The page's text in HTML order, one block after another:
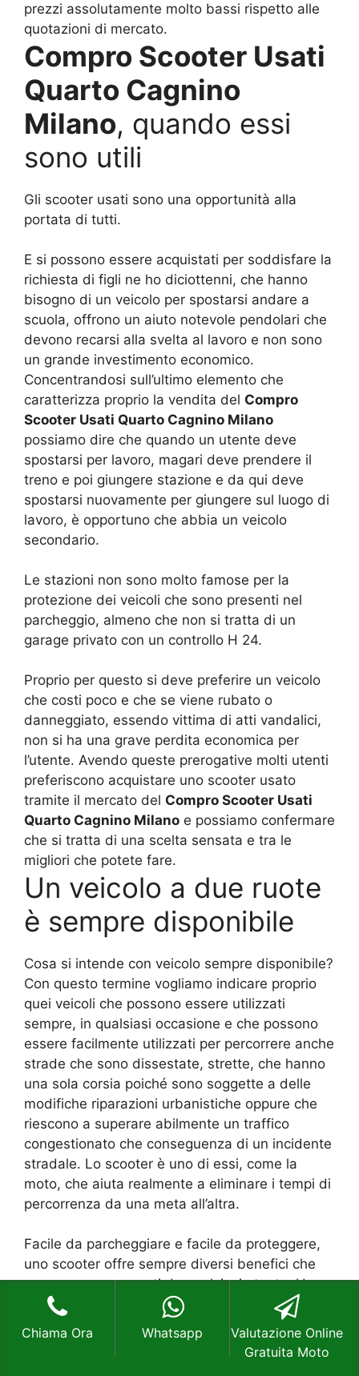
prezzi assolutamente molto bassi rispetto alle
quotazioni di mercato.
Compro Scooter Usati
Quarto Cagnino
Milano, quando essi
sono utili
Gli scooter usati sono una opportunità alla
portata di tutti.
E si possono essere acquistati per soddisfare la
richiesta di figli ne ho diciottenni, che hanno
bisogno di un veicolo per spostarsi andare a
scuola, offrono un aiuto notevole pendolari che
devono recarsi alla svelta al lavoro e non sono
un grande investimento economico.
Concentrandosi sull’ultimo elemento che
caratterizza proprio la vendita del Compro
Scooter Usati Quarto Cagnino Milano
possiamo dire che quando un utente deve
spostarsi per lavoro, magari deve prendere il
treno e poi giungere stazione e da qui deve
spostarsi nuovamente per giungere sul luogo di
lavoro, è opportuno che abbia un veicolo
secondario.
Le stazioni non sono molto famose per la
protezione dei veicoli che sono presenti nel
parcheggio, almeno che non si tratta di un
garage privato con un controllo H 24.
Proprio per questo si deve preferire un veicolo
che costi poco e che se viene rubato o
danneggiato, essendo vittima di atti vandalici,
non si ha una grave perdita economica per
l’utente. Avendo queste prerogative molti utenti
preferiscono acquistare uno scooter usato
tramite il mercato del Compro Scooter Usati
Quarto Cagnino Milano e possiamo confermare
che si tratta di una scelta sensata e tra le
migliori che potete fare.
Un veicolo a due ruote
è sempre disponibile
Cosa si intende con veicolo sempre disponibile?
Con questo termine vogliamo indicare proprio
quei veicoli che possono essere utilizzati
sempre, in qualsiasi occasione e che possono
essere facilmente utilizzati per percorrere anche
strade che sono dissestate, strette, che hanno
una sola corsia poiché sono soggette a delle
modifiche riparazioni urbanistiche oppure che
riescono a superare abilmente un traffico
congestionato che conseguenza di un incidente
stradale. Lo scooter è uno di essi, come la
moto, che aiuta realmente a eliminare i tempi di
percorrenza da una meta all’altra.
Facile da parcheggiare e facile da proteggere,
uno scooter offre sempre diversi benefici che
possono essere usati da qualsiasi utente. Un
esempio pratico è quello di regalare uno scooter
a ragazzi che sono minorenni o comunque
appena maggiorenni che lo utilizzano per
Chiama Ora Whatsapp
Valutazione Online
Gratuita Moto